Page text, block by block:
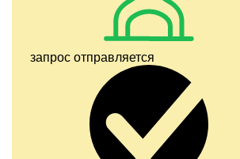
запрос отправляется